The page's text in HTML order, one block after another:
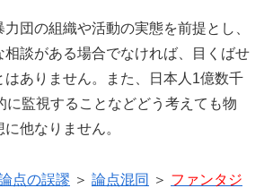
団の組織や活動の実態を前提とし、
相談がある場合でなければ、目くばせ
はありません。また、日本人1億数千
に監視することなどどう考えても物
他なりません。
点の誤謬 ＞ 論点混同 ＞ ファンタジ